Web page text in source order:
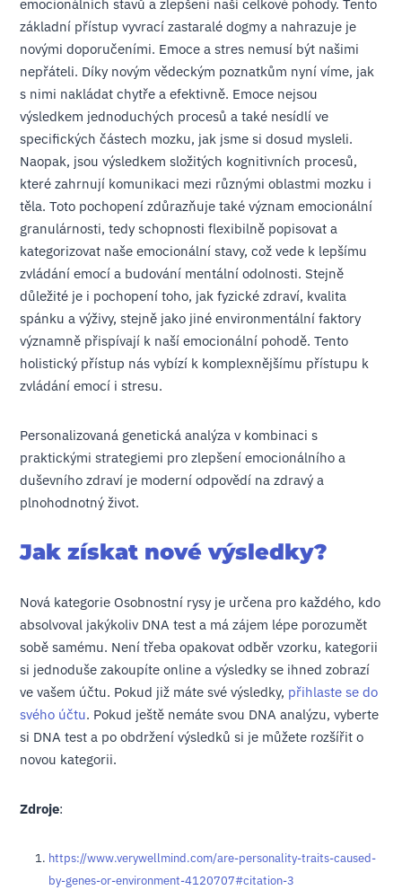
emocionálních stavů a zlepšení naší celkové pohody. Tento
základní přístup vyvrací zastaralé dogmy a nahrazuje je
novými doporučeními. Emoce a stres nemusí být našimi
nepřáteli. Díky novým vědeckým poznatkům nyní víme, jak
s nimi nakládat chytře a efektivně. Emoce nejsou
výsledkem jednoduchých procesů a také nesídlí ve
specifických částech mozku, jak jsme si dosud mysleli.
Naopak, jsou výsledkem složitých kognitivních procesů,
které zahrnují komunikaci mezi různými oblastmi mozku i
těla. Toto pochopení zdůrazňuje také význam emocionální
granulárnosti, tedy schopnosti flexibilně popisovat a
kategorizovat naše emocionální stavy, což vede k lepšímu
zvládání emocí a budování mentální odolnosti. Stejně
důležité je i pochopení toho, jak fyzické zdraví, kvalita
spánku a výživy, stejně jako jiné environmentální faktory
významně přispívají k naší emocionální pohodě. Tento
holistický přístup nás vybízí k komplexnějšímu přístupu k
zvládání emocí i stresu.
Personalizovaná genetická analýza v kombinaci s
praktickými strategiemi pro zlepšení emocionálního a
duševního zdraví je moderní odpovědí na zdravý a
plnohodnotný život.
Jak získat nové výsledky?
Nová kategorie Osobnostní rysy je určena pro každého, kdo
absolvoval jakýkoliv DNA test a má zájem lépe porozumět
sobě samému. Není třeba opakovat odběr vzorku, kategorii
si jednoduše zakoupíte online a výsledky se ihned zobrazí
ve vašem účtu. Pokud již máte své výsledky, přihlaste se do
svého účtu. Pokud ještě nemáte svou DNA analýzu, vyberte
si DNA test a po obdržení výsledků si je můžete rozšířit o
novou kategorii.
Zdroje:
https://www.verywellmind.com/are-personality-traits-caused-
by-genes-or-environment-4120707#citation-3